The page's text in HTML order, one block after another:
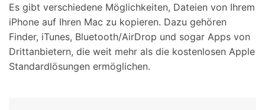
Es gibt verschiedene Möglichkeiten, Dateien von Ihrem
iPhone auf Ihren Mac zu kopieren. Dazu gehören
Finder, iTunes, Bluetooth/AirDrop und sogar Apps von
Drittanbietern, die weit mehr als die kostenlosen Apple
Standardlösungen ermöglichen.